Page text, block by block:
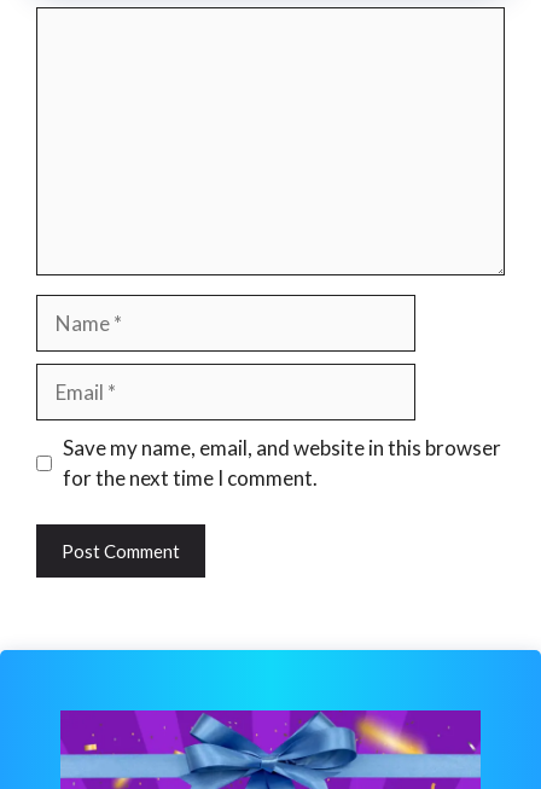
Name
Email
Website
Save my name, email, and website in this browser
for the next time I comment.